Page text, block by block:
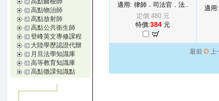
高點物治師
高點放射師
高點公共衛生師
登峰英文專修課程
大陸學歷認證代辦
月旦法學知識庫
高等教育知識庫
高點微課知識點
適用: 律師．司法官．法..
定價:480 元
特價:384 元
適用
最前 上